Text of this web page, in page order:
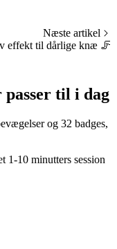
Næste artikel
effekt til dårlige knæ 🦵
til i dag
og 32 badges,
1-10 minutters session